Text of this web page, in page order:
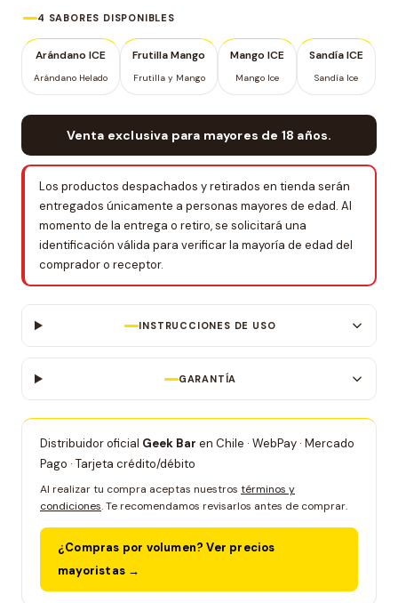
4 SABORES DISPONIBLES
Arándano ICE
Arándano Helado
Frutilla Mango
Frutilla y Mango
Mango ICE
Mango Ice
Sandía ICE
Sandía Ice
Venta exclusiva para mayores de 18 años.
Los productos despachados y retirados en tienda serán
entregados únicamente a personas mayores de edad. Al
momento de la entrega o retiro, se solicitará una
identificación válida para verificar la mayoría de edad del
comprador o receptor.
INSTRUCCIONES DE USO
GARANTÍA
Distribuidor oficial Geek Bar en Chile · WebPay · Mercado
Pago · Tarjeta crédito/débito
Al realizar tu compra aceptas nuestros términos y
condiciones. Te recomendamos revisarlos antes de comprar.
¿Compras por volumen? Ver precios
mayoristas →